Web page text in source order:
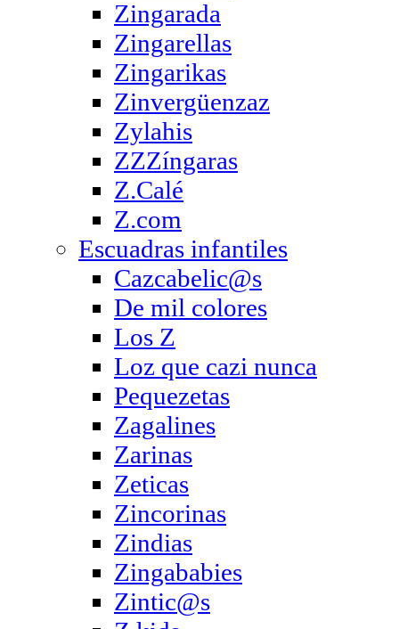
Zingarada
Zingarellas
Zingarikas
Zinvergüenzaz
Zylahis
ZZZíngaras
Z.Calé
Z.com
Escuadras infantiles
Cazcabelic@s
De mil colores
Los Z
Loz que cazi nunca
Pequezetas
Zagalines
Zarinas
Zeticas
Zincorinas
Zindias
Zingababies
Zintic@s